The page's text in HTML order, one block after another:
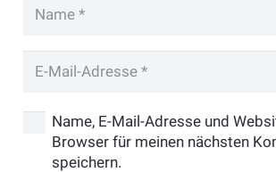
Name, E-Mail-Adresse und
Browser für meinen nächsten
speichern.